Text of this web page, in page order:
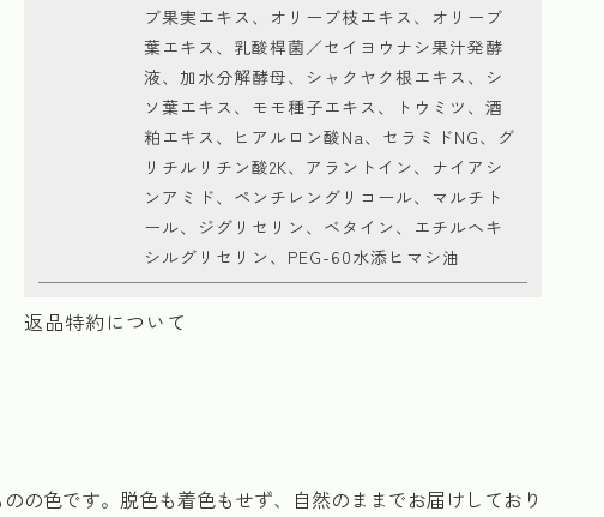
ブ果実エキス、オリーブ枝エキス、オリーブ
葉エキス、乳酸桿菌／セイヨウナシ果汁発酵
液、加水分解酵母、シャクヤク根エキス、シ
ソ葉エキス、モモ種子エキス、トウミツ、酒
粕エキス、ヒアルロン酸Na、セラミドNG、グ
リチルリチン酸2K、アラントイン、ナイアシ
ンアミド、ペンチレングリコール、マルチト
ール、ジグリセリン、ベタイン、エチルヘキ
シルグリセリン、PEG-60水添ヒマシ油
返品特約について
の色です。脱色も着色もせず、自然のままでお届けしており